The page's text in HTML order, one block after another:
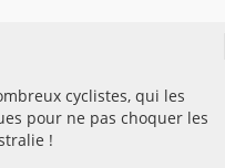
cyclistes, qui les
pour ne pas choquer les
!